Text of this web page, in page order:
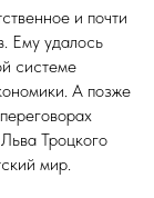
и почти
Ему удалось
системе
А позже
Троцкого
мир.